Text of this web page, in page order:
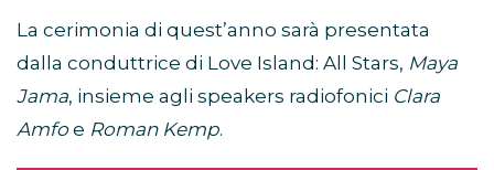
La cerimonia di quest’anno sarà presentata
dalla conduttrice di Love Island: All Stars, Maya
Jama, insieme agli speakers radiofonici Clara
Amfoe Roman Kemp.